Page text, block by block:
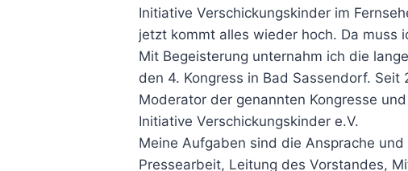
Initiative Verschickungskinder im
jetzt kommt alles wieder hoch. Da muss
Mit Begeisterung unternahm ich die
den 4. Kongress in Bad Sassendorf.
Moderator der genannten Kongresse
Initiative Verschickungskinder e.V.
Meine Aufgaben sind die Ansprache
Pressearbeit, Leitung des Vorstandes,